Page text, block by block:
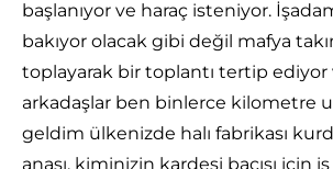
başlanıyor ve haraç isteniyor.
bakıyor olacak gibi değil mafya
toplayarak bir toplantı tertip ediyor
arkadaşlar ben binlerce kilometre
geldim ülkenizde halı fabrikası
anası, kiminizin kardeşi bacısı için